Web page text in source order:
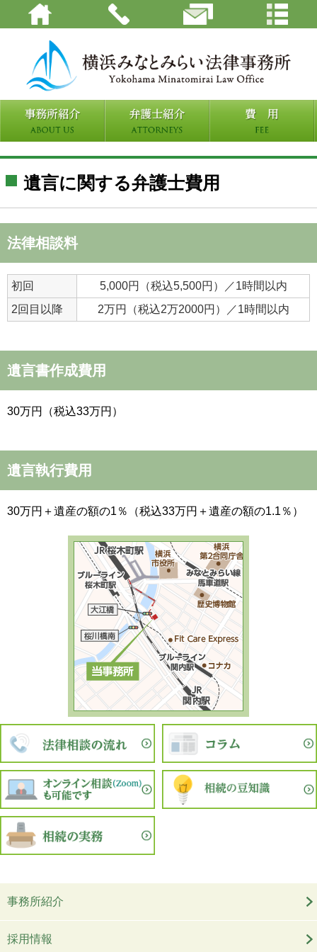
遺言に関する弁護士費用
法律相談料
初回
5,000円（税込5,500円）／1時間以内
2回目以降
2万円（税込2万2000円）／1時間以内
遺言書作成費用
30万円（税込33万円）
遺言執行費用
30万円＋遺産の額の1％（税込33万円＋遺産の額の1.1％）
事務所紹介
採用情報